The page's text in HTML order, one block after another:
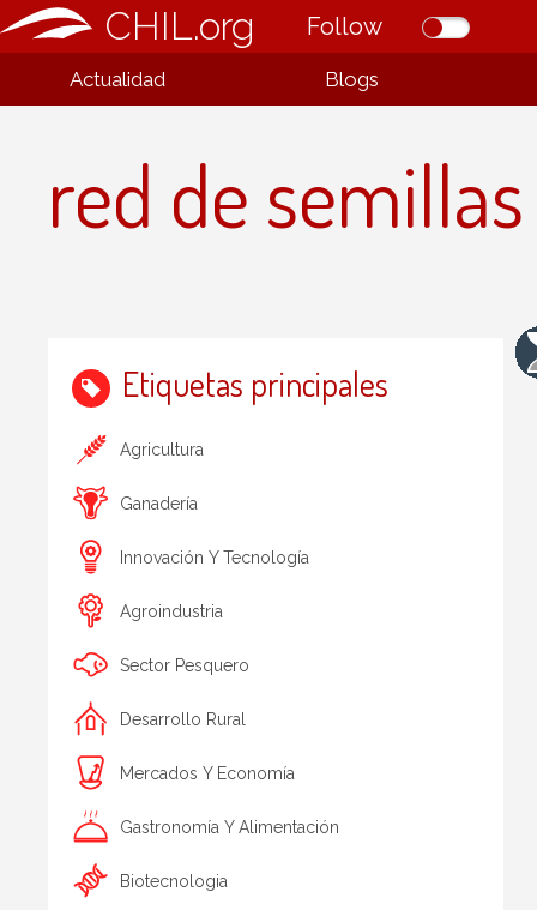
CHIL.org Follow
Actualidad Blogs
red de semillas
Etiquetas principales
Agricultura
Ganadería
Innovación Y Tecnología
Agroindustria
Sector Pesquero
Desarrollo Rural
Mercados Y Economía
Gastronomía Y Alimentación
Biotecnologia